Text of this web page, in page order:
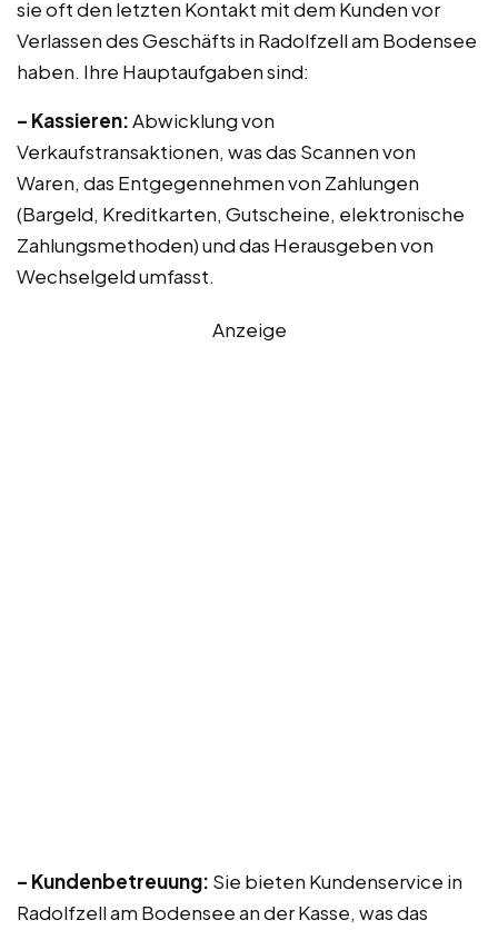
sie oft den letzten Kontakt mit dem Kunden vor
Verlassen des Geschäfts in Radolfzell am Bodensee
haben. Ihre Hauptaufgaben sind:
– Kassieren:Abwicklung von
Verkaufstransaktionen, was das Scannen von
Waren, das Entgegennehmen von Zahlungen
(Bargeld, Kreditkarten, Gutscheine, elektronische
Zahlungsmethoden) und das Herausgeben von
Wechselgeld umfasst.
Anzeige
– Kundenbetreuung: Sie bieten Kundenservice in
Radolfzell am Bodensee an der Kasse, was das